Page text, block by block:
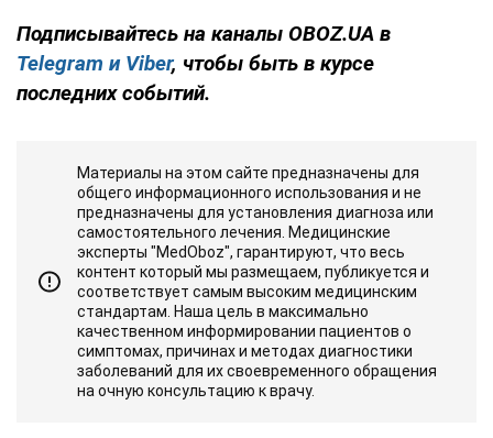
Подписывайтесь на каналы OBOZ.UA в
Telegram и Viber, чтобы быть в курсе
последних событий.
Материалы на этом сайте предназначены для
общего информационного использования и не
предназначены для установления диагноза или
самостоятельного лечения. Медицинские
эксперты "MedOboz", гарантируют, что весь
контент который мы размещаем, публикуется и
соответствует самым высоким медицинским
стандартам. Наша цель в максимально
качественном информировании пациентов о
симптомах, причинах и методах диагностики
заболеваний для их своевременного обращения
на очную консультацию к врачу.